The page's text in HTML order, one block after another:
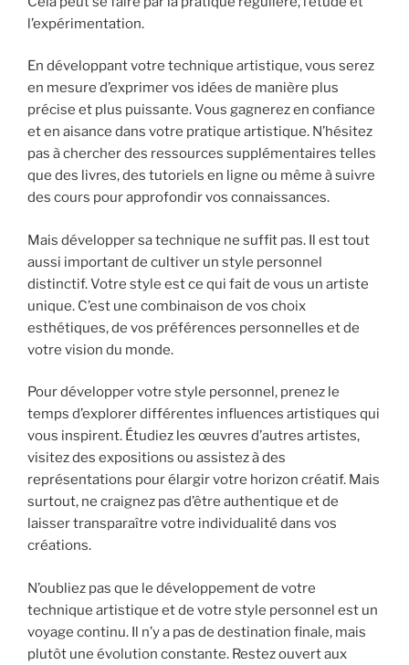
l’expérimentation.
En développant votre technique artistique, vous serez
en mesure d’exprimer vos idées de manière plus
précise et plus puissante. Vous gagnerez en confiance
et en aisance dans votre pratique artistique. N’hésitez
pas à chercher des ressources supplémentaires telles
que des livres, des tutoriels en ligne ou même à suivre
des cours pour approfondir vos connaissances.
Mais développer sa technique ne suffit pas. Il est tout
aussi important de cultiver un style personnel
distinctif. Votre style est ce qui fait de vous un artiste
unique. C’est une combinaison de vos choix
esthétiques, de vos préférences personnelles et de
votre vision du monde.
Pour développer votre style personnel, prenez le
temps d’explorer différentes influences artistiques qui
vous inspirent. Étudiez les œuvres d’autres artistes,
visitez des expositions ou assistez à des
représentations pour élargir votre horizon créatif. Mais
surtout, ne craignez pas d’être authentique et de
laisser transparaître votre individualité dans vos
créations.
N’oubliez pas que le développement de votre
technique artistique et de votre style personnel est un
voyage continu. Il n’y a pas de destination finale, mais
plutôt une évolution constante. Restez ouvert aux